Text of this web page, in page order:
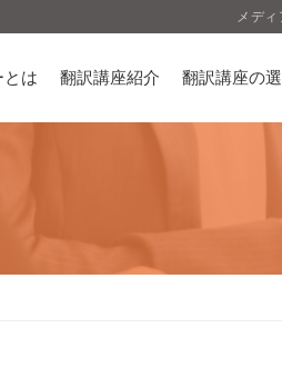
メデ
とは 翻訳講座紹介 翻訳講座の